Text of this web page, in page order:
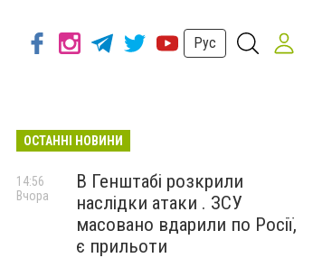
Рус
ОСТАННІ НОВИНИ
В Генштабі розкрили
наслідки атаки . ЗСУ
масовано вдарили по Росії,
є прильоти
14:56
Вчора